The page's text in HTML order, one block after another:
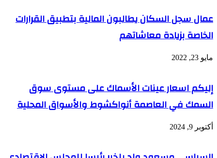
عمال سجل السكان يطالبون المالية بتطبيق القرارات
الخاصة بزيادة معاشاتهم
مايو 23, 2022
إليكم اسعار عينات الأسماك على مستوى سوق
السمك في العاصمة أنواكشوط والأسواق المحلية
أكتوبر 9, 2024